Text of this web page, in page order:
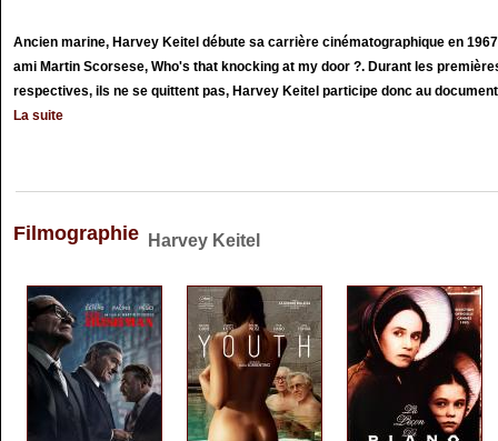
Ancien marine, Harvey Keitel débute sa carrière cinématographique en
ami Martin Scorsese, Who's that knocking at my door ?. Durant les
respectives, ils ne se quittent pas, Harvey Keitel participe donc au
La suite
Filmographie Harvey Keitel